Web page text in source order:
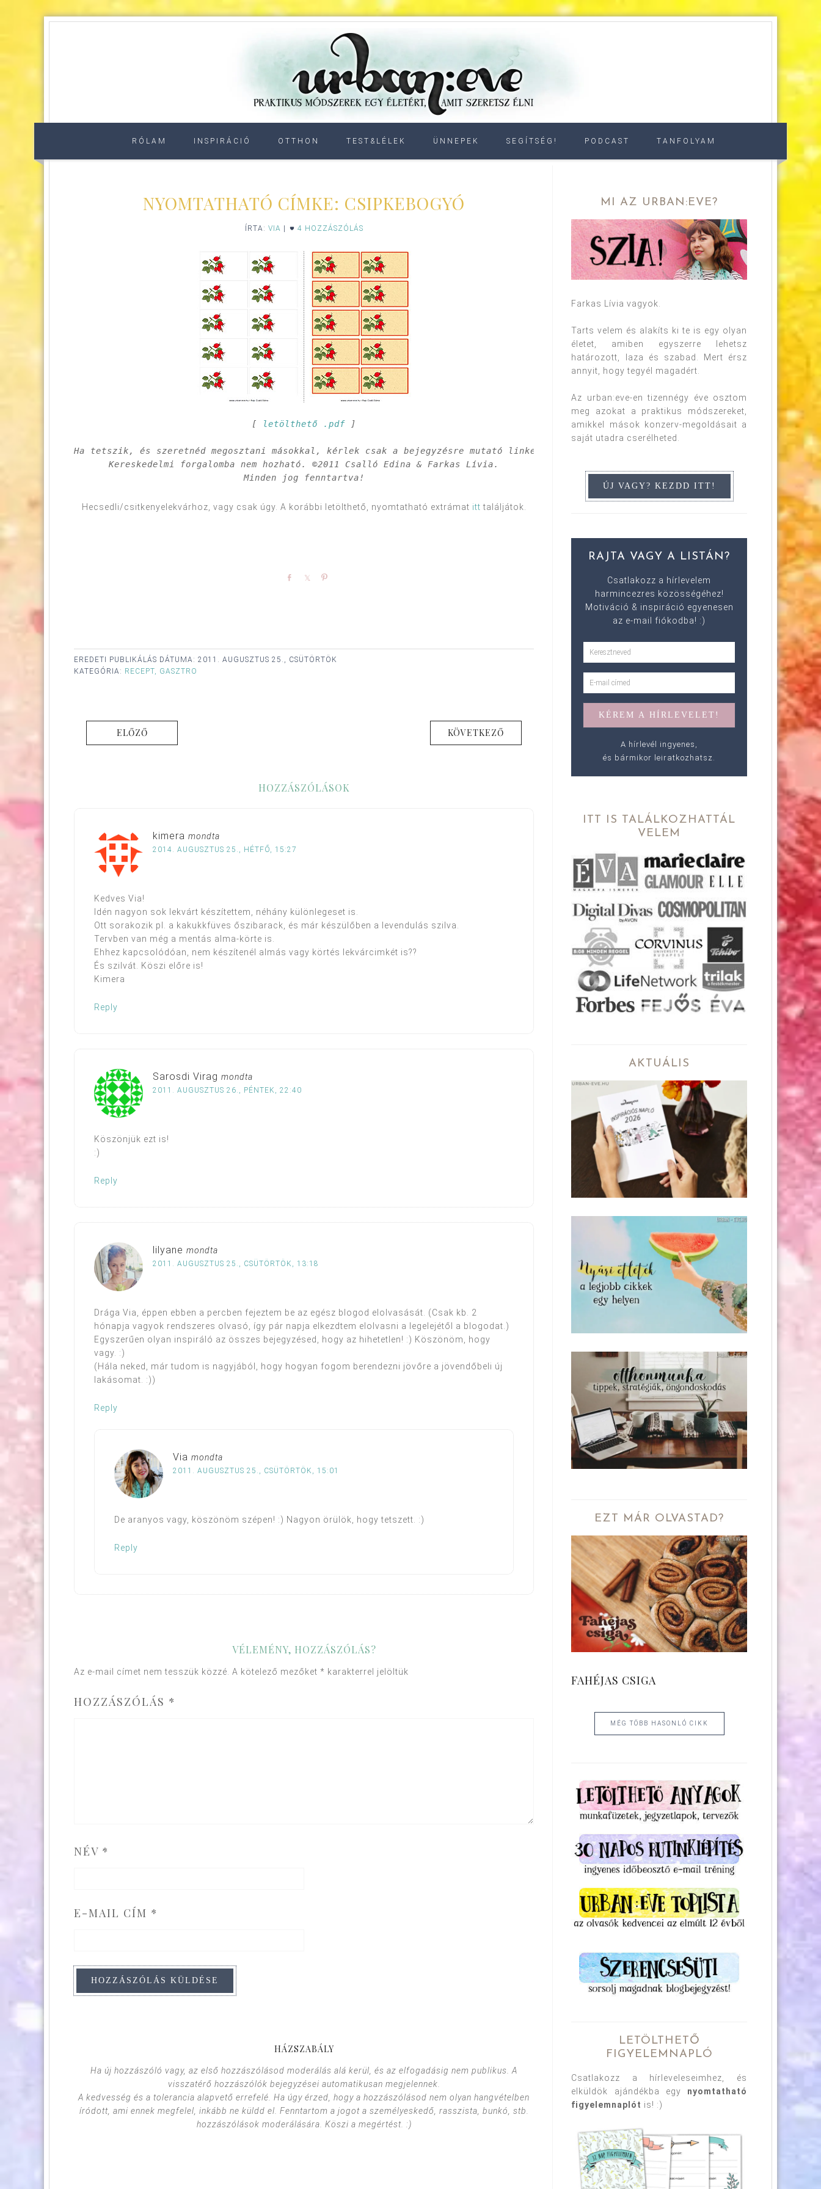
RÓLAM INSPIRÁCIÓ OTTHON TEST&LÉLEK ÜNNEPEK SEGÍTSÉG! PODCAST TANFOLYAM
NYOMTATHATÓ CÍMKE: CSIPKEBOGYÓ
ÍRTA: VIA 4 HOZZÁSZÓLÁS
[ letölthető .pdf ]
Ha tetszik, és szeretnéd megosztani másokkal, kérlek csak a bejegyzésre mutató linket tedd ki a saját honlapodra! Köszönöm szépen!
Kereskedelmi forgalomba nem hozható. ©2011 Csalló Edina & Farkas Lívia.
Minden jog fenntartva!
Hecsedli/csitkenyelekvárhoz, vagy csak úgy. A korábbi letölthető, nyomtatható extrámat itt találjátok.
Share Share
EREDETI PUBLIKÁLÁS DÁTUMA: 2011. AUGUSZTUS 25., CSÜTÖRTÖK
KATEGÓRIA: RECEPT, GASZTRO
ELŐZŐ KÖVETKEZŐ
HOZZÁSZÓLÁSOK
kimera mondta
2014. AUGUSZTUS 25., HÉTFŐ, 15:27
Kedves Via!
Idén nagyon sok lekvárt készítettem, néhány különlegeset is.
Ott sorakozik pl. a kakukkfüves őszibarack, és már készülőben a levendulás szilva.
Tervben van még a mentás alma-körte is.
Ehhez kapcsolódóan, nem készítenél almás vagy körtés lekvárcimkét is??
És szilvát. Köszi előre is!
Kimera
Reply
Sarosdi Virag mondta
2011. AUGUSZTUS 26., PÉNTEK, 22:40
Köszönjük ezt is!
:)
Reply
lilyane mondta
2011. AUGUSZTUS 25., CSÜTÖRTÖK, 13:18
Drága Via, éppen ebben a percben fejeztem be az egész blogod elolvasását. (Csak kb. 2
hónapja vagyok rendszeres olvasó, így pár napja elkezdtem elolvasni a legelejétől a blogodat.)
Egyszerűen olyan inspiráló az összes bejegyzésed, hogy az hihetetlen! :) Köszönöm, hogy
vagy. :)
(Hála neked, már tudom is nagyjából, hogy hogyan fogom berendezni jövőre a jövendőbeli új
lakásomat. :))
Reply
Via mondta
2011. AUGUSZTUS 25., CSÜTÖRTÖK, 15:01
De aranyos vagy, köszönöm szépen! :) Nagyon örülök, hogy tetszett. :)
Reply
VÉLEMÉNY, HOZZÁSZÓLÁS?
Az e-mail címet nem tesszük közzé. A kötelező mezőket * karakterrel jelöltük
HOZZÁSZÓLÁS *
NÉV *
E-MAIL CÍM *
HÁZSZABÁLY
Ha új hozzászóló vagy, az első hozzászólásod moderálás alá kerül, és az elfogadásig nem publikus. A
visszatérő hozzászólók bejegyzései automatikusan megjelennek.
A kedvesség és a tolerancia alapvető errefelé. Ha úgy érzed, hogy a hozzászólásod nem olyan hangvételben
íródott, ami ennek megfelel, inkább ne küldd el. Fenntartom a jogot a személyeskedő, rasszista, bunkó, stb.
hozzászólások moderálására. Köszi a megértést. :)
MI AZ URBAN:EVE?
Farkas Lívia vagyok.
Tarts velem és alakíts ki te is egy olyan
életet, amiben egyszerre lehetsz
határozott, laza és szabad. Mert érsz
annyit, hogy tegyél magadért.
Az urban:eve-en tizennégy éve osztom
meg azokat a praktikus módszereket,
amikkel mások konzerv-megoldásait a
saját utadra cserélheted.
RAJTA VAGY A LISTÁN?
Csatlakozz a hírlevelem
harmincezres közösségéhez!
Motiváció & inspiráció egyenesen
az e-mail fiókodba! :)
A hírlevél ingyenes,
és bármikor leiratkozhatsz.
ITT IS TALÁLKOZHATTÁL
VELEM
AKTUÁLIS
EZT MÁR OLVASTAD?
FAHÉJAS CSIGA
MÉG TÖBB HASONLÓ CIKK
LETÖLTHETŐ
FIGYELEMNAPLÓ
Csatlakozz a hírleveleseimhez, és
elküldök ajándékba egy nyomtatható
figyelemnaplót is! :)